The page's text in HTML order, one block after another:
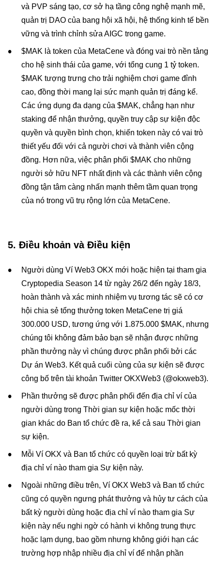
và PVP sáng tạo, cơ sở hạ tầng công nghệ mạnh mẽ,
quản trị DAO của bang hội xã hội, hệ thống kinh tế bền
vững và trình chỉnh sửa AIGC trong game.
$MAK là token của MetaCene và đóng vai trò nền tảng
cho hệ sinh thái của game, với tổng cung 1 tỷ token.
$MAK tượng trưng cho trải nghiệm chơi game đỉnh
cao, đồng thời mang lại sức mạnh quản trị đáng kể.
Các ứng dụng đa dạng của $MAK, chẳng hạn như
staking để nhận thưởng, quyền truy cập sự kiện độc
quyền và quyền bình chọn, khiến token này có vai trò
thiết yếu đối với cả người chơi và thành viên cộng
đồng. Hơn nữa, việc phân phối $MAK cho những
người sở hữu NFT nhất định và các thành viên cộng
đồng tận tâm càng nhấn mạnh thêm tầm quan trọng
của nó trong vũ trụ rộng lớn của MetaCene.
5. Điều khoản và Điều kiện
Người dùng Ví Web3 OKX mới hoặc hiện tại tham gia
Cryptopedia Season 14 từ ngày 26/2 đến ngày 18/3,
hoàn thành và xác minh nhiệm vụ tương tác sẽ có cơ
hội chia sẻ tổng thưởng token MetaCene trị giá
300.000 USD, tương ứng với 1.875.000 $MAK, nhưng
chúng tôi không đảm bảo bạn sẽ nhận được những
phần thưởng này vì chúng được phân phối bởi các
Dự án Web3. Kết quả cuối cùng của sự kiện sẽ được
công bố trên tài khoản Twitter OKXWeb3 (@okxweb3).
Phần thưởng sẽ được phân phối đến địa chỉ ví của
người dùng trong Thời gian sự kiện hoặc mốc thời
gian khác do Ban tổ chức đề ra, kể cả sau Thời gian
sự kiện.
Mỗi Ví OKX và Ban tổ chức có quyền loại trừ bất kỳ
địa chỉ ví nào tham gia Sự kiện này.
Ngoài những điều trên, Ví OKX Web3 và Ban tổ chức
cũng có quyền ngưng phát thưởng và hủy tư cách của
bất kỳ người dùng hoặc địa chỉ ví nào tham gia Sự
kiện này nếu nghi ngờ có hành vi không trung thực
hoặc lạm dụng, bao gồm nhưng không giới hạn các
trường hợp nhập nhiều địa chỉ ví để nhận phần